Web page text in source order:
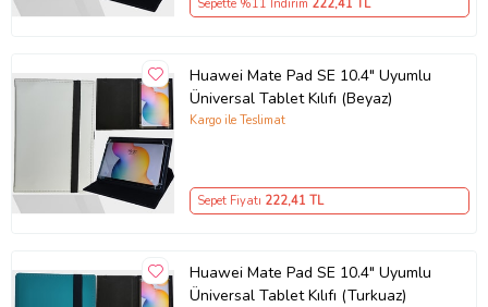
Sepette %11 İndirim 222,41 TL
Huawei Mate Pad SE 10.4" Uyumlu
Üniversal Tablet Kılıfı (Beyaz)
Kargo ile Teslimat
Sepet Fiyatı 222,41 TL
Huawei Mate Pad SE 10.4" Uyumlu
Üniversal Tablet Kılıfı (Turkuaz)